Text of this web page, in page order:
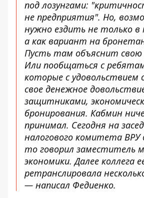
под лозунгами:
не предприятия". Но,
нужно ездить не только в
а как вариант на
Пусть там объяснит свою
Или пообщаться с
которые с
свое денежное
защитниками,
бронирования. Кабмин
принимал. Сегодня на
налогового комитета
то говорил заместитель
экономики. Далее коллега
ретранслировала
— написал Федиенко.